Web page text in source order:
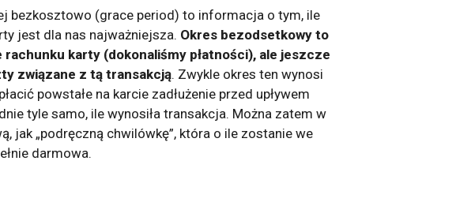
bezkosztowo (grace period) to informacja o tym, ile
jest dla nas najważniejsza. Okres bezodsetkowy to
karty (dokonaliśmy płatności), ale jeszcze
związane z tą transakcją. Zwykle okres ten wynosi
powstałe na karcie zadłużenie przed upływem
tyle samo, ile wynosiła transakcja. Można zatem w
jak „podręczną chwilówkę”, która o ile zostanie we
darmowa.